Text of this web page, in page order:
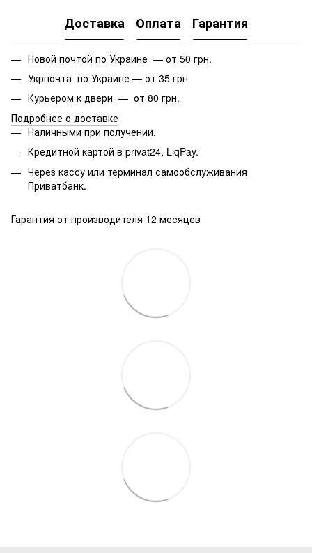
Доставка Оплата Гарантия
Новой почтой по Украине — от 50 грн.
Укрпочта по Украине — от 35 грн
Курьером к двери — от 80 грн.
Подробнее о доставке
Наличными при получении.
Кредитной картой в privat24, LiqPay.
Через кассу или терминал самообслуживания
Приватбанк.
Гарантия от производителя 12 месяцев